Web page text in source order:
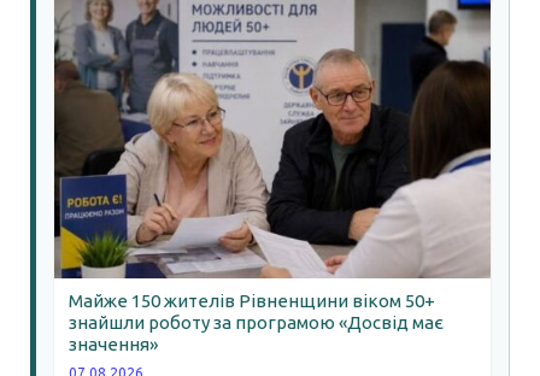
Майже 150 жителів Рівненщини віком 50+
знайшли роботу за програмою «Досвід має
значення»